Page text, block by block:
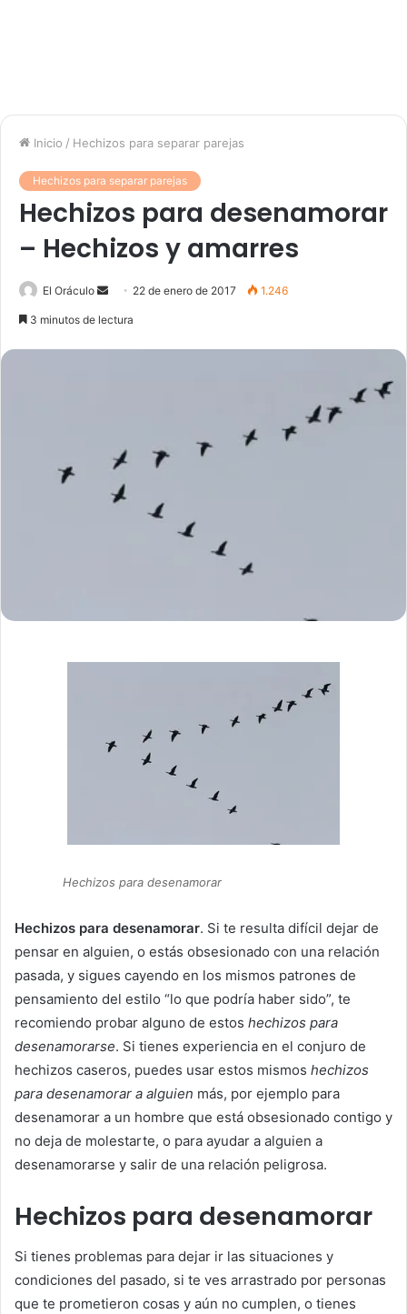
Inicio / Hechizos para separar parejas
Hechizos para separar parejas
Hechizos para desenamorar
– Hechizos y amarres
El Oráculo
Send 22 de enero de 2017 1.246
3 minutos de lectura
Hechizos para desenamorar
Hechizos para desenamorar. Si te resulta difícil dejar de
pensar en alguien, o estás obsesionado con una relación
pasada, y sigues cayendo en los mismos patrones de
pensamiento del estilo “lo que podría haber sido”, te
recomiendo probar alguno de estos hechizos para
desenamorarse. Si tienes experiencia en el conjuro de
hechizos caseros, puedes usar estos mismos hechizos
para desenamorar a alguien más, por ejemplo para
desenamorar a un hombre que está obsesionado contigo y
no deja de molestarte, o para ayudar a alguien a
desenamorarse y salir de una relación peligrosa.
Hechizos para desenamorar
Si tienes problemas para dejar ir las situaciones y
condiciones del pasado, si te ves arrastrado por personas
que te prometieron cosas y aún no cumplen, o tienes